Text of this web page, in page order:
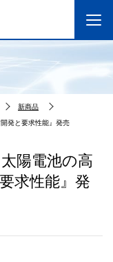
新商品
発と要求性能』発売
陽電池の高
求性能』発